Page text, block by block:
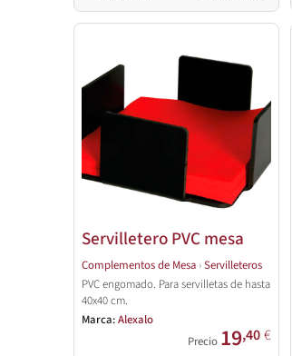
Servilletero PVC mesa
Complementos de Mesa ›Servilleteros
PVC engomado. Para servilletas de hasta
40x40 cm.
Marca:Alexalo
Precio 19,40€